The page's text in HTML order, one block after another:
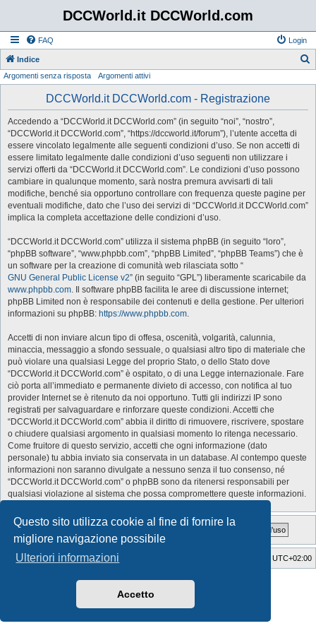
Questo sito utilizza cookie al fine di fornire la
migliore navigazione possibile
Ulteriori informazioni
Accetto
DCCWorld.it DCCWorld.com
FAQ Login
Indice
Argomenti senza risposta Argomenti attivi
DCCWorld.it DCCWorld.com - Registrazione
Accedendo a “DCCWorld.it DCCWorld.com” (in seguito “noi”, “nostro”,
“DCCWorld.it DCCWorld.com”, “https://dccworld.it/forum”), l’utente accetta di
essere vincolato legalmente alle seguenti condizioni d’uso. Se non accetti di
essere limitato legalmente dalle condizioni d’uso seguenti non utilizzare i
servizi offerti da “DCCWorld.it DCCWorld.com”. Le condizioni d’uso possono
cambiare in qualunque momento, sarà nostra premura avvisarti di tali
modifiche, benché sia opportuno controllare con frequenza queste pagine per
eventuali modifiche, dato che l’uso dei servizi di “DCCWorld.it DCCWorld.com”
implica la completa accettazione delle condizioni d’uso.
“DCCWorld.it DCCWorld.com” utilizza il sistema phpBB (in seguito “loro”,
“phpBB software”, “www.phpbb.com”, “phpBB Limited”, “phpBB Teams”) che è
un software per la creazione di comunità web rilasciata sotto “
GNU General Public License v2” (in seguito “GPL”) liberamente scaricabile da
www.phpbb.com. Il software phpBB facilita le aree di discussione internet;
phpBB Limited non è responsabile dei contenuti e della gestione. Per ulteriori
informazioni su phpBB: https://www.phpbb.com.
Accetti di non inviare alcun tipo di offesa, oscenità, volgarità, calunnia,
minaccia, messaggio a sfondo sessuale, o qualsiasi altro tipo di materiale che
può violare una qualsiasi Legge del proprio Stato, o dello Stato dove
“DCCWorld.it DCCWorld.com” è ospitato, o di una Legge internazionale. Fare
ciò porta all’immediato e permanente divieto di accesso, con notifica al tuo
provider Internet se è ritenuto da noi opportuno. Tutti gli indirizzi IP sono
registrati per salvaguardare e rinforzare queste condizioni. Accetti che
“DCCWorld.it DCCWorld.com” abbia il diritto di rimuovere, riscrivere, spostare
o chiudere qualsiasi argomento in qualsiasi momento lo ritenga necessario.
Come fruitore di questo servizio, accetti che ogni informazione (dato
personale) tu abbia inviato sia conservata in un database. Al contempo queste
informazioni non saranno divulgate a nessuno senza il tuo consenso, né
“DCCWorld.it DCCWorld.com” o phpBB sono da ritenersi responsabili per
qualsiasi violazione al sistema che possa compromettere queste informazioni.
Indice UTC+02:00
Style Developer by ©GTA game
phpBB